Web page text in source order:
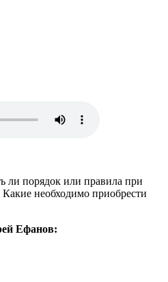
ли порядок или правила при
необходимо приобрести
Ефанов: